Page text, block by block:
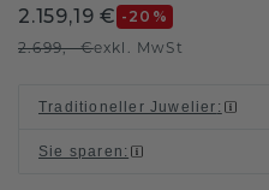
2.159,19 € -20 %
2.699,- €exkl. MwSt
Traditioneller Juwelier :
Sie sparen :